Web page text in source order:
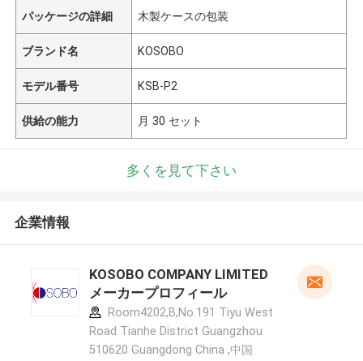
パッケージの詳細 木製ケースの包装
ブランド名 KOSOBO
モデル番号 KSB-P2
供給の能力 月 30 セット
多くを見て下さい
企業情報
KOSOBO COMPANY LIMITED
メーカープロフィール
Room4202,B,No.191 Tiyu West
Road Tianhe District Guangzhou
510620 Guangdong China ,中国